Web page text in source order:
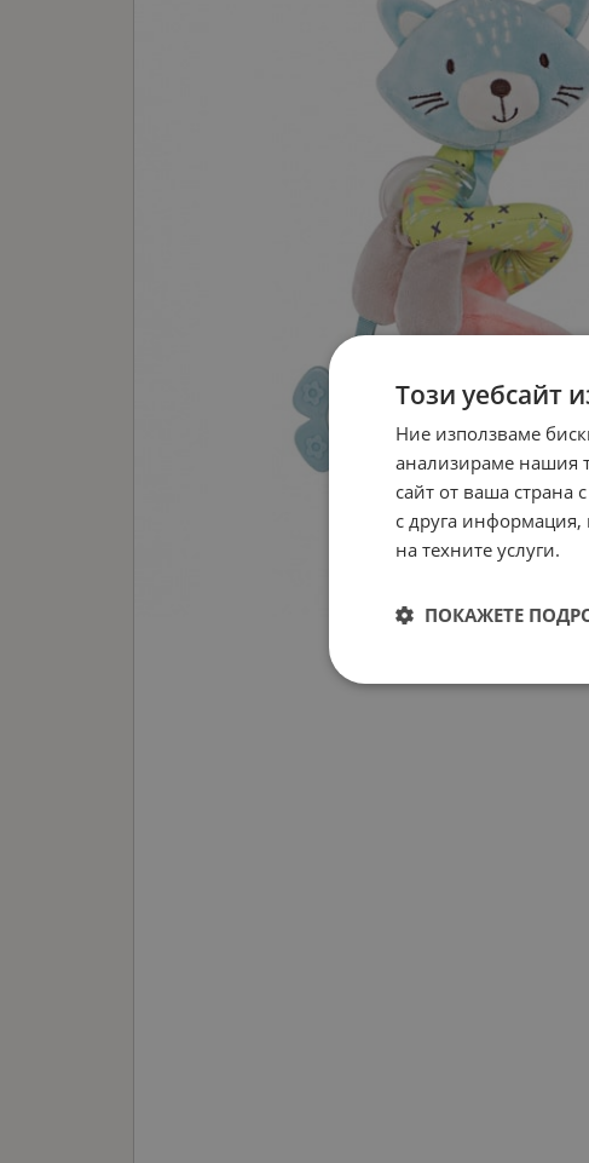
Този уебсайт
Ние използваме
анализираме нашия
сайт от ваша страна
с друга информация,
на техните услуги.
ПОКАЖЕТЕ